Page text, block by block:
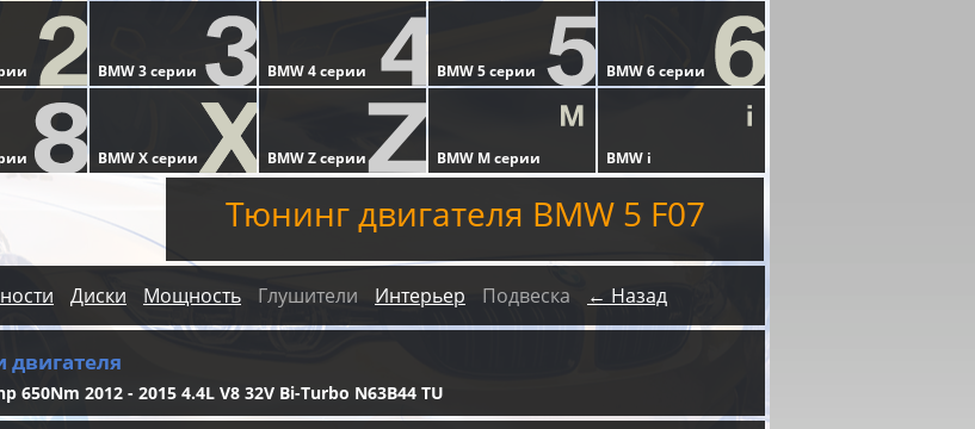
Тюнинг двигателя BMW 5 F07
Диски Мощность Глушители Интерьер Подвеска ← Назад
650Nm 2012 - 2015 4.4L V8 32V Bi-Turbo N63B44 TU